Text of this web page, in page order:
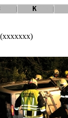
(xxxxxxx)